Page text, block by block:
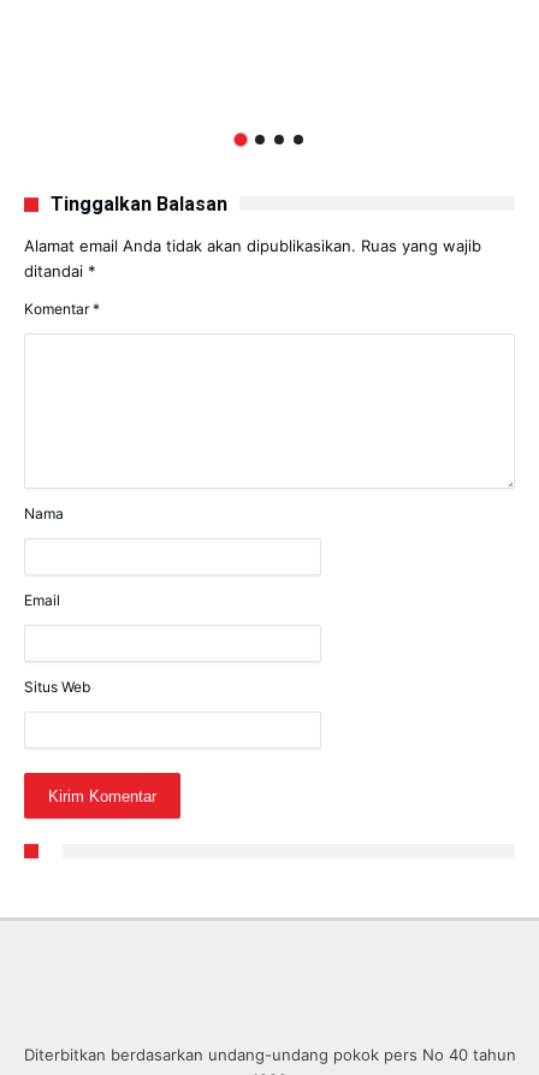
Tinggalkan Balasan
Alamat email Anda tidak akan dipublikasikan. Ruas yang wajib
ditandai *
Komentar*
Nama
Email
Situs Web
Diterbitkan berdasarkan undang-undang pokok pers No 40 tahun